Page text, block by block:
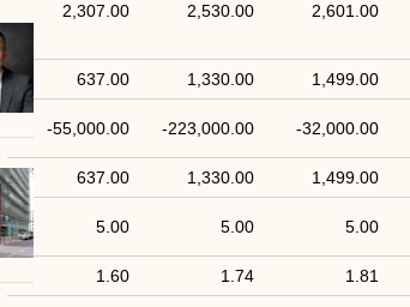
2,601.00
2,530.00
2,307.00
1,499.00
1,330.00
637.00
-32,000.00
-223,000.00
-55,000.00
1,499.00
1,330.00
637.00
5.00
5.00
5.00
1.81
1.74
1.60